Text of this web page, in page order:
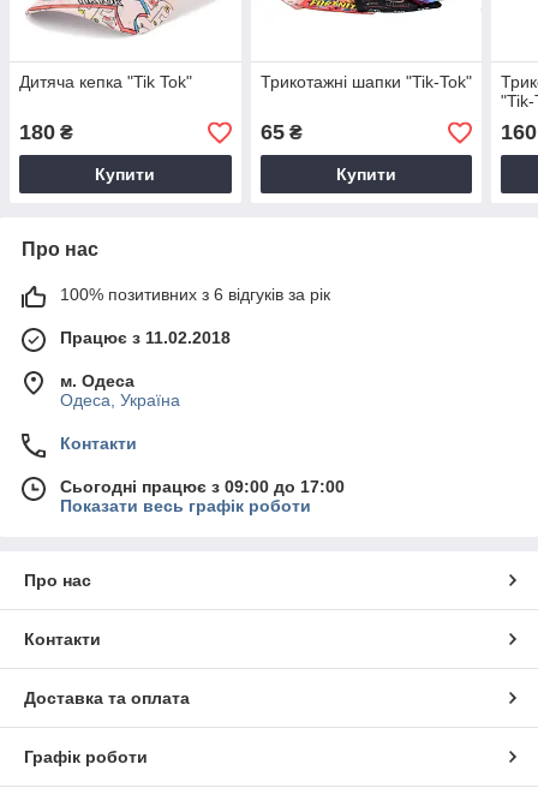
Дитяча кепка "Tik Tok"
180 ₴
Купити
Трикотажні шапки "Tik-Tok"
65₴
Купити
"Tik-
160
Про нас
100% позитивних з 6 відгуків за рік
Працює з 11.02.2018
м. Одеса
Одеса, Україна
Контакти
Сьогодні працює з 09:00 до 17:00
Показати весь графік роботи
Про нас
Контакти
Доставка та оплата
Графік роботи